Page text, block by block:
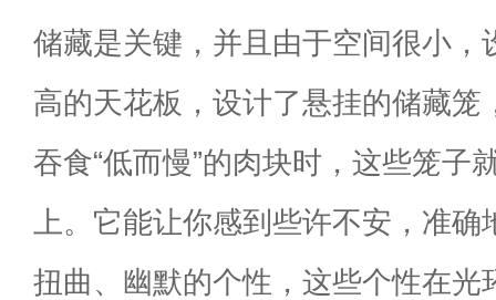
储藏是关键，并且由于空间很小，
高的天花板，设计了悬挂的储藏笼
吞食“低而慢”的肉块时，这些笼子
上。它能让你感到些许不安，准
扭曲、幽默的个性，这些个性在光